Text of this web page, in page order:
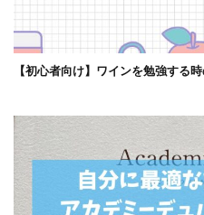
【初心者向け】ワインを勉強する